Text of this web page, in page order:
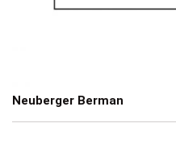
Neuberger Berman